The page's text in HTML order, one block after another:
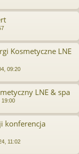
Kosmetyczne LNE
09:20
LNE & spa
19:00
konferencja
11:02